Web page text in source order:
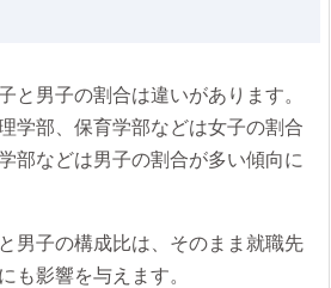
と男子の割合は違いがあります。
学部、保育学部などは女子の割合
部などは男子の割合が多い傾向に
男子の構成比は、そのまま就職先
も影響を与えます。